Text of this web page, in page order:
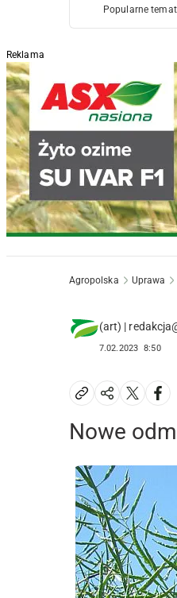
Popularne
Reklama
Agropolska Uprawa
(art) |
7.02.2023 8:50
Nowe